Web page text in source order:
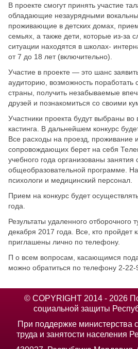
В проекте смогут принять участие
обладающие незаурядными
проживающие в детских домах,
семьях, а также дети, которые из-за
ситуации находятся в школах-
от 7 до 18 лет (включительно).
Участие в проекте — это шанс
аудиторию, возможность поработать
страны, получить незабываемые
друзей и познакомиться со своими
Участники проекта будут выбраны во
кастинга. В дальнейшем конкурс
Все расходы на проезд, проживание
сопровождающих берет на себя
учебного года организованы занятия
общеобразовательной программе. На
психологи и медицинский персонал.
Прием на конкурс будет
года.
Результаты удаленного отборочного
декабря 2017 года. Все, кто пройдет
приглашены лично по телефону.
П о всем вопросам, касающимся
можно обратиться по телефону 2-22-
© COPYRIGHT 2014 - 2026
социальной защиты
При поддержке министерства
труда и занятости населения